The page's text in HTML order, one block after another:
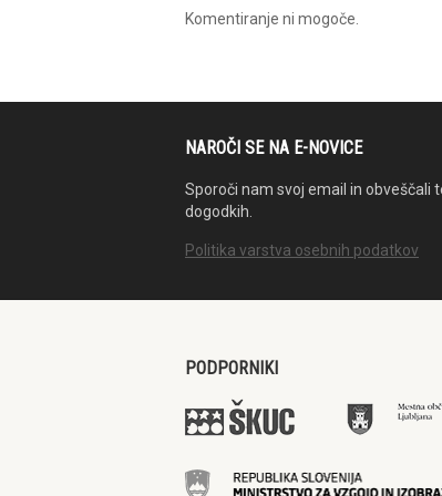
Komentiranje ni mogoče.
NAROČI SE NA E-NOVICE
Sporoči nam svoj email in obveščali
dogodkih.
Politika varstva osebnih podatkov
PODPORNIKI